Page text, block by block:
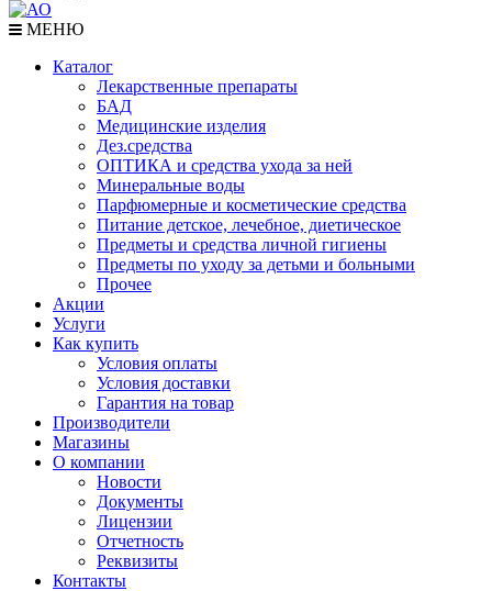
МЕНЮ
Каталог
Лекарственные препараты
БАД
Медицинские изделия
Дез.средства
ОПТИКА и средства ухода за ней
Минеральные воды
Парфюмерные и косметические средства
Питание детское, лечебное, диетическое
Предметы и средства личной гигиены
Предметы по уходу за детьми и больными
Прочее
Акции
Услуги
Как купить
Условия оплаты
Условия доставки
Гарантия на товар
Производители
Магазины
О компании
Новости
Документы
Лицензии
Отчетность
Реквизиты
Контакты